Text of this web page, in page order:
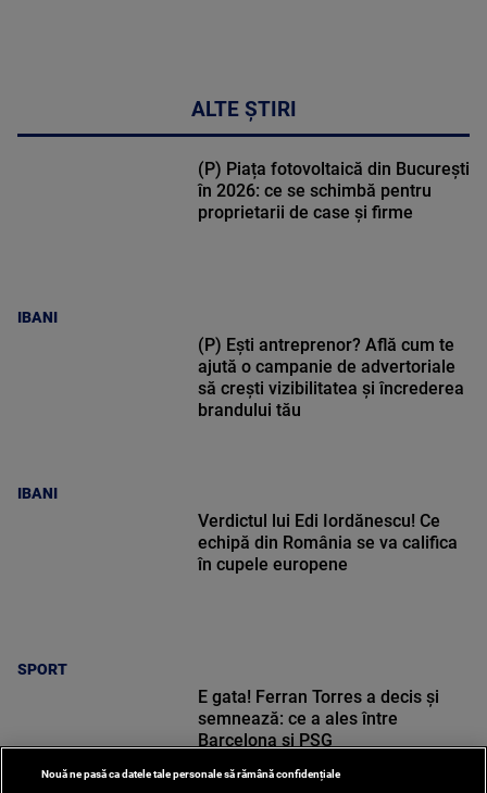
ALTE ȘTIRI
IBANI
(P) Piața fotovoltaică din București
în 2026: ce se schimbă pentru
proprietarii de case și firme
IBANI
(P) Ești antreprenor? Află cum te
ajută o campanie de advertoriale
să crești vizibilitatea și încrederea
brandului tău
SPORT
Verdictul lui Edi Iordănescu! Ce
echipă din România se va califica
în cupele europene
E gata! Ferran Torres a decis și
semnează: ce a ales între
Barcelona și PSG
Nouă ne pasă ca datele tale personale să rămână confidențiale